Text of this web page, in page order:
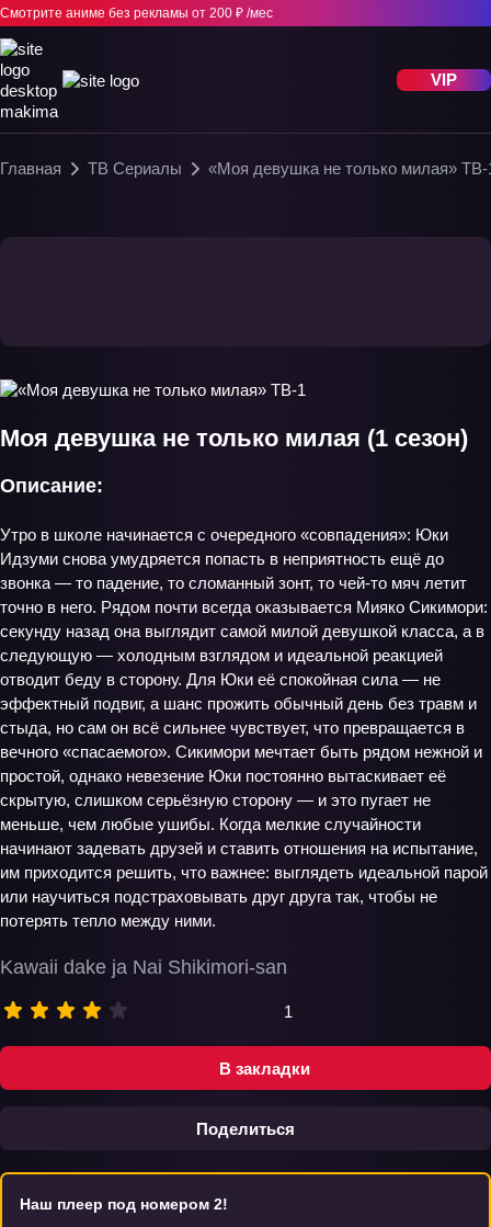
Смотрите аниме без рекламы от 200 ₽ /мес
VIP
Главная ТВ Сериалы «Моя девушка не только милая» ТВ-
В закладки
Поделиться
Моя девушка не только милая (1 сезон)
Kawaii dake ja Nai Shikimori-san
1
Описание:
Утро в школе начинается с очередного «совпадения»: Юки
Идзуми снова умудряется попасть в неприятность ещё до
звонка — то падение, то сломанный зонт, то чей‑то мяч летит
точно в него. Рядом почти всегда оказывается Мияко Сикимори:
секунду назад она выглядит самой милой девушкой класса, а в
следующую — холодным взглядом и идеальной реакцией
отводит беду в сторону. Для Юки её спокойная сила — не
эффектный подвиг, а шанс прожить обычный день без травм и
стыда, но сам он всё сильнее чувствует, что превращается в
вечного «спасаемого». Сикимори мечтает быть рядом нежной и
простой, однако невезение Юки постоянно вытаскивает её
скрытую, слишком серьёзную сторону — и это пугает не
меньше, чем любые ушибы. Когда мелкие случайности
начинают задевать друзей и ставить отношения на испытание,
им приходится решить, что важнее: выглядеть идеальной парой
или научиться подстраховывать друг друга так, чтобы не
потерять тепло между ними.
Наш плеер под номером 2!